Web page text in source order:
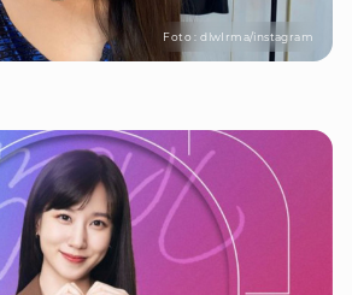
Foto : dlwIrma/instagram